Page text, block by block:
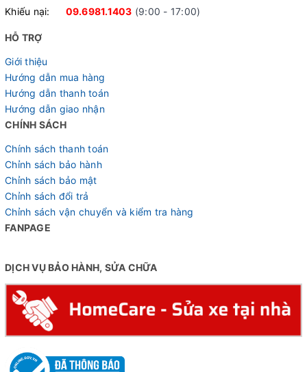
Khiếu nại: 09.6981.1403 (9:00 - 17:00)
HỖ TRỢ
Giới thiệu
Hướng dẫn mua hàng
Hướng dẫn thanh toán
Hướng dẫn giao nhận
CHÍNH SÁCH
Chính sách thanh toán
Chỉnh sách bảo hành
Chỉnh sách bảo mật
Chỉnh sách đổi trả
Chỉnh sách vận chuyển và kiểm tra hàng
FANPAGE
DỊCH VỤ BẢO HÀNH, SỬA CHỮA